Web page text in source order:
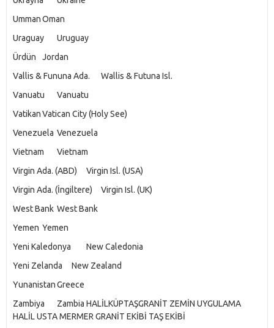
UmmanOman
Uraguay
Uruguay
Ürdün
Jordan
Vallis & Fununa Ada.
Wallis & Futuna Isl.
Vanuatu
Vanuatu
VatikanVatican City (Holy See)
Venezuela Venezuela
Vietnam
Vietnam
Virgin Ada. (ABD)
Virgin Isl. (USA)
Virgin Ada. (İngiltere)
Virgin Isl. (UK)
West Bank West Bank
Yemen Yemen
Yeni Kaledonya
New Caledonia
Yeni Zelanda
New Zealand
YunanistanGreece
Zambiya
Zambia HALİLKÜPTAŞGRANİT ZEMİN UYGULAMA
HALİL USTA MERMER GRANİT EKİBİ TAŞ EKİBİ